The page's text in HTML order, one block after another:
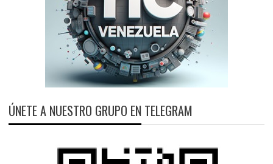
ÚNETE A NUESTRO GRUPO EN TELEGRAM